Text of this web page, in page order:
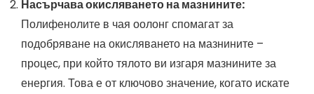
Насърчава окисляването на мазнините:
Полифенолите в чая оолонг спомагат за
подобряване на окисляването на мазнините –
процес, при който тялото ви изгаря мазнините за
енергия. Това е от ключово значение, когато искате